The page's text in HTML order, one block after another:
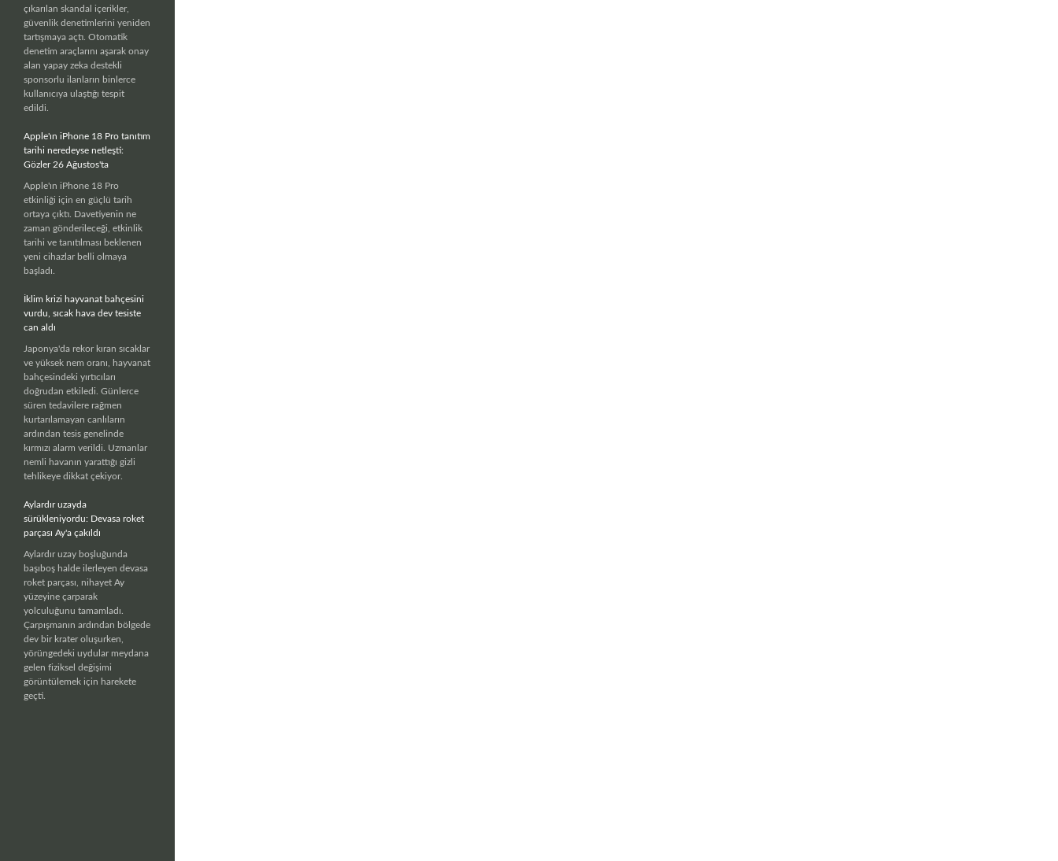
çıkarılan skandal içerikler,
güvenlik denetimlerini yeniden
tartışmaya açtı. Otomatik
denetim araçlarını aşarak onay
alan yapay zeka destekli
sponsorlu ilanların binlerce
kullanıcıya ulaştığı tespit
edildi.
Apple'ın iPhone 18 Pro tanıtım
tarihi neredeyse netleşti:
Gözler 26 Ağustos'ta
Apple'ın iPhone 18 Pro
etkinliği için en güçlü tarih
ortaya çıktı. Davetiyenin ne
zaman gönderileceği, etkinlik
tarihi ve tanıtılması beklenen
yeni cihazlar belli olmaya
başladı.
İklim krizi hayvanat bahçesini
vurdu, sıcak hava dev tesiste
can aldı
Japonya'da rekor kıran sıcaklar
ve yüksek nem oranı, hayvanat
bahçesindeki yırtıcıları
doğrudan etkiledi. Günlerce
süren tedavilere rağmen
kurtarılamayan canlıların
ardından tesis genelinde
kırmızı alarm verildi. Uzmanlar
nemli havanın yarattığı gizli
tehlikeye dikkat çekiyor.
Aylardır uzayda
sürükleniyordu: Devasa roket
parçası Ay'a çakıldı
Aylardır uzay boşluğunda
başıboş halde ilerleyen devasa
roket parçası, nihayet Ay
yüzeyine çarparak
yolculuğunu tamamladı.
Çarpışmanın ardından bölgede
dev bir krater oluşurken,
yörüngedeki uydular meydana
gelen fiziksel değişimi
görüntülemek için harekete
geçti.